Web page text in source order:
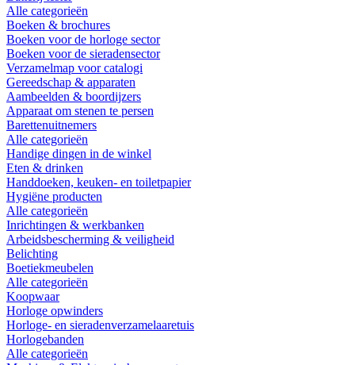
Alle categorieën
Boeken & brochures
Boeken voor de horloge sector
Boeken voor de sieradensector
Verzamelmap voor catalogi
Gereedschap & apparaten
Aambeelden & boordijzers
Apparaat om stenen te persen
Barettenuitnemers
Alle categorieën
Handige dingen in de winkel
Eten & drinken
Handdoeken, keuken- en toiletpapier
Hygiëne producten
Alle categorieën
Inrichtingen & werkbanken
Arbeidsbescherming & veiligheid
Belichting
Boetiekmeubelen
Alle categorieën
Koopwaar
Horloge opwinders
Horloge- en sieradenverzamelaaretuis
Horlogebanden
Alle categorieën